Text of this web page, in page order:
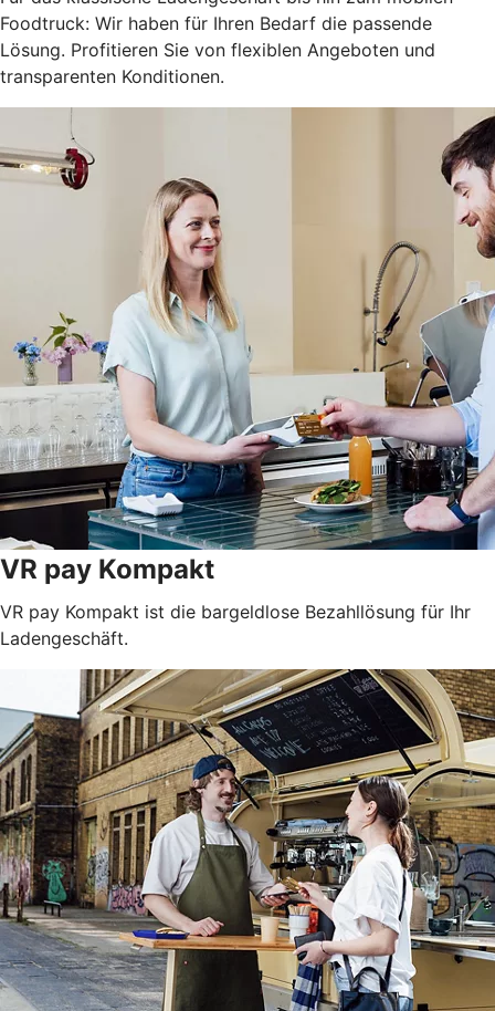
Foodtruck: Wir haben für Ihren Bedarf die passende
Lösung. Profitieren Sie von flexiblen Angeboten und
transparenten Konditionen.
VR pay Kompakt
VR pay Kompakt ist die bargeldlose Bezahllösung für Ihr
Ladengeschäft.